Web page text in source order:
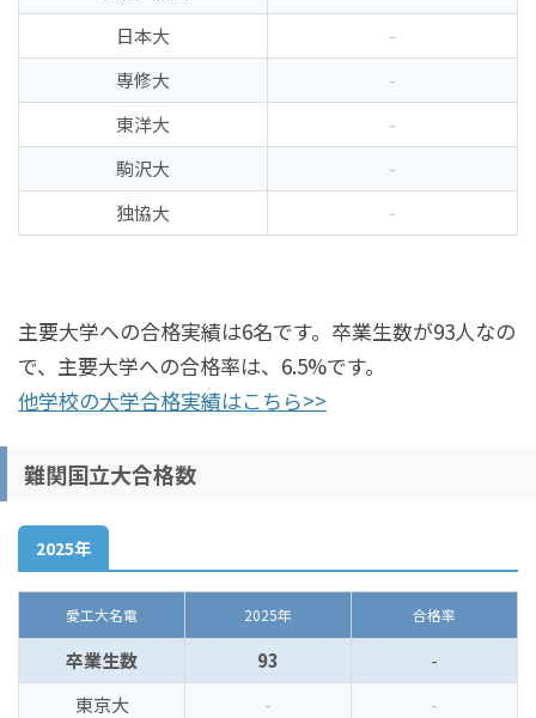
日本大
-
専修大
-
東洋大
-
駒沢大
-
独協大
-
主要大学への合格実績は6名です。卒業生数が93人なの
で、主要大学への合格率は、6.5%です。
他学校の大学合格実績はこちら>>
難関国立大合格数
2025年
愛工大名電 2025年 合格率
卒業生数 93
-
東京大
-
-